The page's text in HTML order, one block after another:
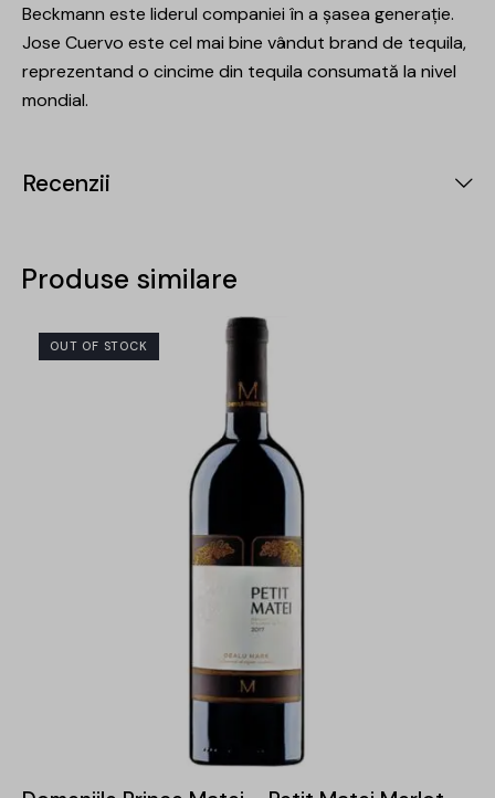
Beckmann este liderul companiei în a șasea generație.
Jose Cuervo este cel mai bine vândut brand de tequila,
reprezentand o cincime din tequila consumată la nivel
mondial.
Recenzii
Produse similare
OUT OF STOCK